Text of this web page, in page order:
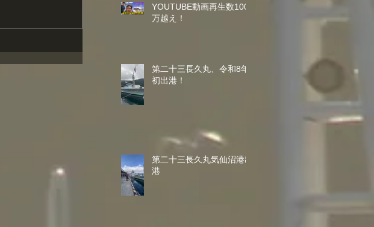
YOUTUBE動画再生数100
万越え！
第二十三長久丸、令和8年
初出港！
第二十三長久丸気仙沼港出
港